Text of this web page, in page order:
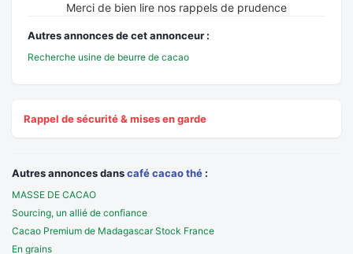
Merci de bien lire nos rappels de prudence
Autres annonces de cet annonceur :
Recherche usine de beurre de cacao
Rappel de sécurité & mises en garde
Autres annonces danscafé cacao thé :
MASSE DE CACAO
Sourcing, un allié de confiance
Cacao Premium de Madagascar Stock France
En grains